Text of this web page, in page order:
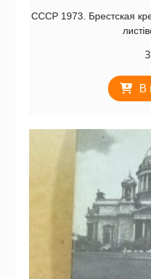
СССР 1973. Брестская
В